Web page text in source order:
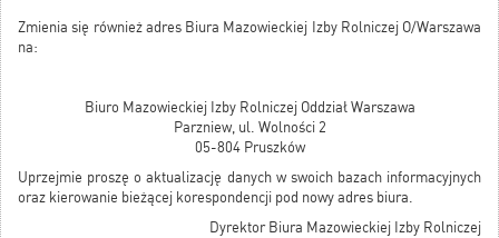
Zmienia się również adres Biura Mazowieckiej Izby Rolniczej O/Warszawa
na:
Biuro Mazowieckiej Izby Rolniczej Oddział Warszawa
Parzniew, ul. Wolności 2
05-804 Pruszków
Uprzejmie proszę o aktualizację danych w swoich bazach informacyjnych
oraz kierowanie bieżącej korespondencji pod nowy adres biura.
Dyrektor Biura Mazowieckiej Izby Rolniczej